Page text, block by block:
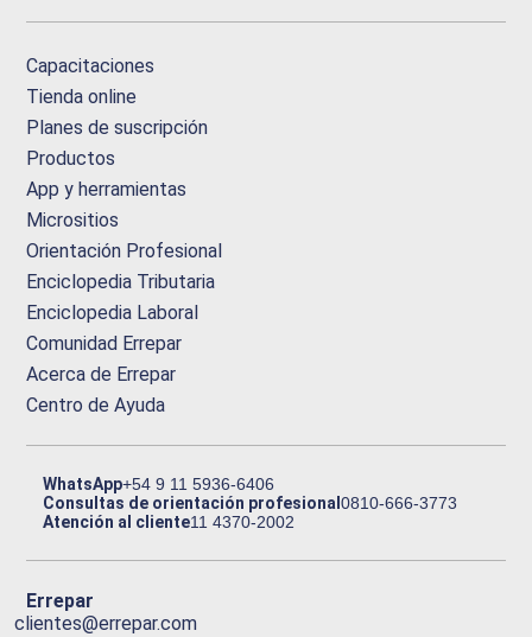
Capacitaciones
Tienda online
Planes de suscripción
Productos
App y herramientas
Micrositios
Orientación Profesional
Enciclopedia Tributaria
Enciclopedia Laboral
Comunidad Errepar
Acerca de Errepar
Centro de Ayuda
WhatsApp+54 9 11 5936-6406
Consultas de orientación profesional0810-666-3773
Atención al cliente11 4370-2002
Errepar
clientes@errepar.com